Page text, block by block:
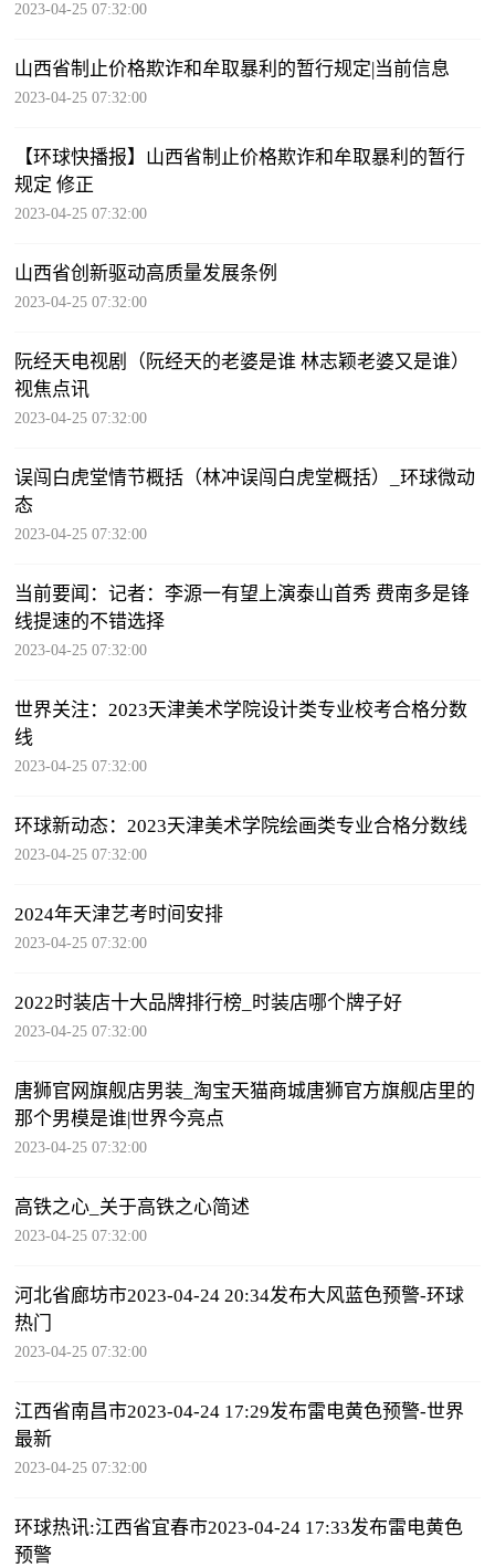
2023-04-25 07:32:00
山西省制止价格欺诈和牟取暴利的暂行规定|当前信息
2023-04-25 07:32:00
【环球快播报】山西省制止价格欺诈和牟取暴利的暂行
规定 修正
2023-04-25 07:32:00
山西省创新驱动高质量发展条例
2023-04-25 07:32:00
阮经天电视剧（阮经天的老婆是谁 林志颖老婆又是谁）
视焦点讯
2023-04-25 07:32:00
误闯白虎堂情节概括（林冲误闯白虎堂概括）_环球微动
态
2023-04-25 07:32:00
当前要闻：记者：李源一有望上演泰山首秀 费南多是锋
线提速的不错选择
2023-04-25 07:32:00
世界关注：2023天津美术学院设计类专业校考合格分数
线
2023-04-25 07:32:00
环球新动态：2023天津美术学院绘画类专业合格分数线
2023-04-25 07:32:00
2024年天津艺考时间安排
2023-04-25 07:32:00
2022时装店十大品牌排行榜_时装店哪个牌子好
2023-04-25 07:32:00
唐狮官网旗舰店男装_淘宝天猫商城唐狮官方旗舰店里的
那个男模是谁|世界今亮点
2023-04-25 07:32:00
高铁之心_关于高铁之心简述
2023-04-25 07:32:00
河北省廊坊市2023-04-24 20:34发布大风蓝色预警-环球
热门
2023-04-25 07:32:00
江西省南昌市2023-04-24 17:29发布雷电黄色预警-世界
最新
2023-04-25 07:32:00
环球热讯:江西省宜春市2023-04-24 17:33发布雷电黄色
预警